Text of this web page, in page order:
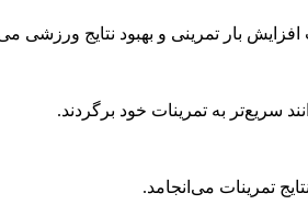
بار تمرینی و بهبود نتایج ورزشی
سریع‌تر به تمرینات خود برگردند.
تمرینات می‌انجامد.